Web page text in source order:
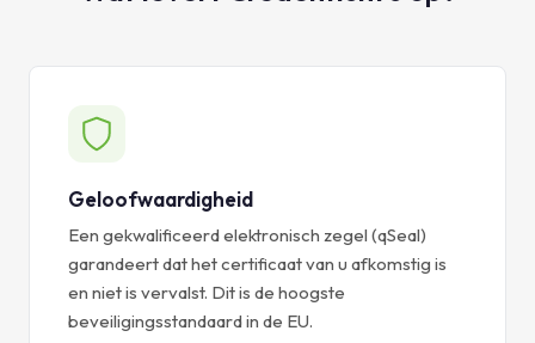
Geloofwaardigheid
Een gekwalificeerd elektronisch zegel (qSeal)
garandeert dat het certificaat van u afkomstig is
en niet is vervalst. Dit is de hoogste
beveiligingsstandaard in de EU.